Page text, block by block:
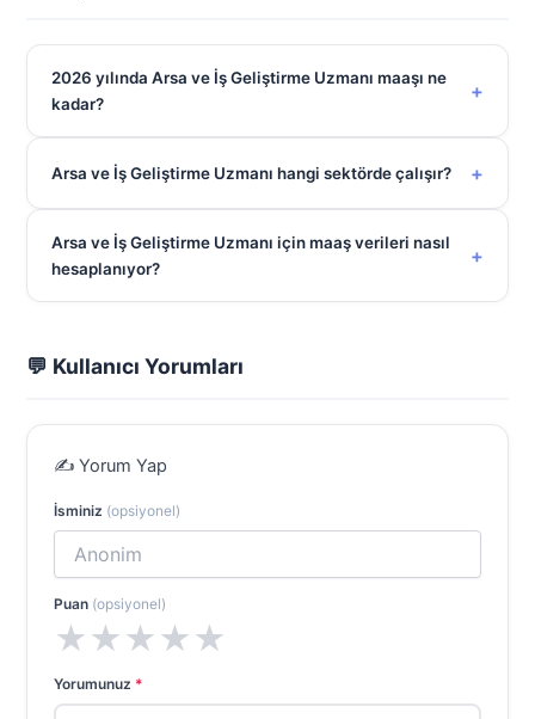
2026 yılında Arsa ve İş Geliştirme Uzmanı maaşı ne
kadar?
+
Arsa ve İş Geliştirme Uzmanı hangi sektörde çalışır? +
Arsa ve İş Geliştirme Uzmanı için maaş verileri nasıl
hesaplanıyor?
+
💬 Kullanıcı Yorumları
✍️ Yorum Yap
İsminiz (opsiyonel)
Puan (opsiyonel)
★★★★★
Yorumunuz *